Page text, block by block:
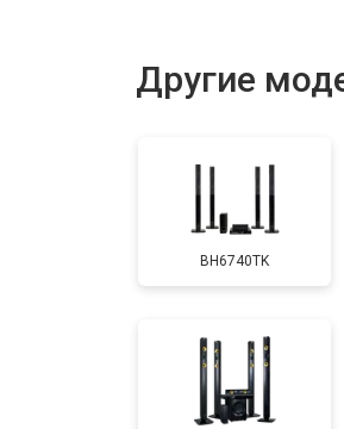
Другие
BH6740TK